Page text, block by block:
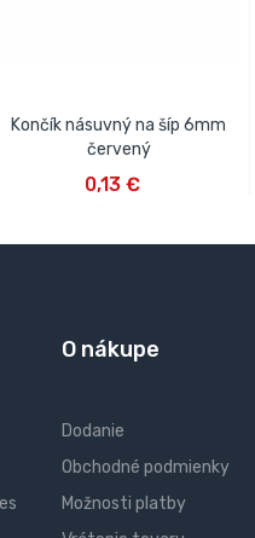
Končík násuvný na šíp 6mm
červený
0,13 €
O nákupe
Dodanie
Obchodné podmienky
Možnosti platby